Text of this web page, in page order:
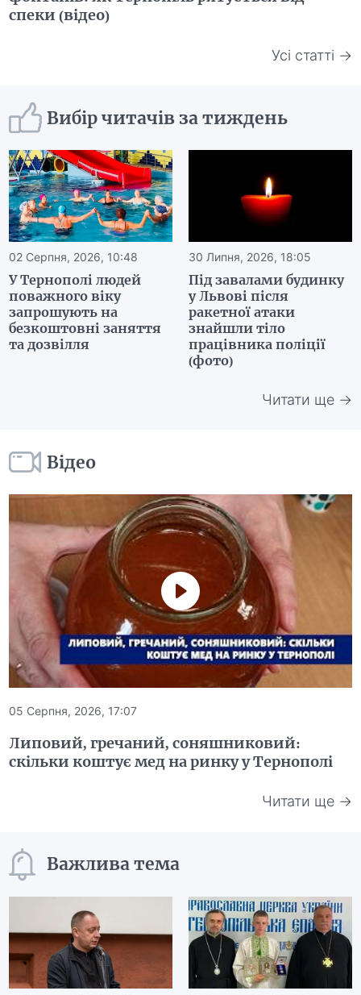
спеки (відео)
Усі статті →
Вибір читачів за тиждень
02 Серпня, 2026, 10:48
У Тернополі людей
поважного віку
запрошують на
безкоштовні заняття
та дозвілля
30 Липня, 2026, 18:05
Під завалами будинку
у Львові після
ракетної атаки
знайшли тіло
працівника поліції
(фото)
Читати ще →
Відео
05 Серпня, 2026, 17:07
Липовий, гречаний, соняшниковий:
скільки коштує мед на ринку у Тернополі
Читати ще →
Важлива тема